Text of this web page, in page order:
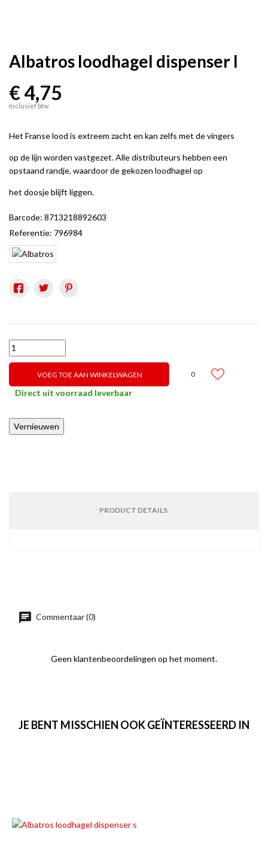
Albatros loodhagel dispenser l
€ 4,75
Inclusief btw
Het Franse lood is extreem zacht en kan zelfs met de vingers
op de lijn worden vastgezet. Alle distributeurs hebben een
opstaand randje, waardoor de gekozen loodhagel op
het doosje blijft liggen.
Barcode: 8713218892603
Referentie: 796984
VOEG TOE AAN WINKELWAGEN 0
Direct uit voorraad leverbaar
PRODUCT DETAILS
Commentaar (0)
Geen klantenbeoordelingen op het moment.
JE BENT MISSCHIEN OOK GEÏNTERESSEERD IN